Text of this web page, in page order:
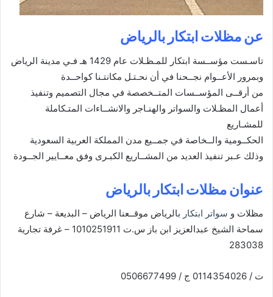
عن مظلات ابتكار بالرياض
تاسـست مؤســسة ابتكار للمـظـلات عام 1429 هـ فـي مدينة الرياض
وبمرور الأعــوام نجــحنا في أن نحـتـل مكانتـنا كواحــدة
من أرقــى المؤســسات المتــخصصة في مجال التصميم وتنفيذ
أعمال المظـلات والسواتر والهنـاجر والانشــاءات المتـكاملة
للمشـاريع
الحكــومية والــخاصة في جمــيع مدن المملكة العربية السعودية
وذلك عـبر تنفيذ العديد من المشــاريع الكبـرى وفق معــايير الجــودة
عنوان مظلات ابتكار بالرياض
مظلات و سواتر ابتكار بالرياض موقــعنا الرياض – البديعة – شارع
سماحة الشيخ عبدالعزيز ابن باز س.ت 1010251911 – غرفة تجارية
283038
ت / 0114354026 ج / 0506677499